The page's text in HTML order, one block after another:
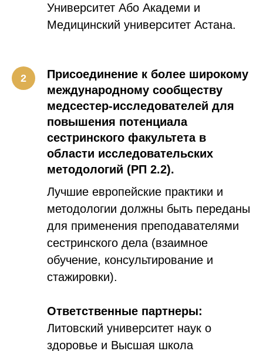
Университет Або Академи и
Медицинский университет Астана.
Присоединение к более широкому
международному сообществу
медсестер-исследователей для
повышения потенциала
сестринского факультета в
области исследовательских
методологий (РП 2.2).
Лучшие европейские практики и
методологии должны быть переданы
для применения преподавателями
сестринского дела (взаимное
обучение, консультирование и
стажировки).
Ответственные партнеры:
Литовский университет наук о
здоровье и Высшая школа